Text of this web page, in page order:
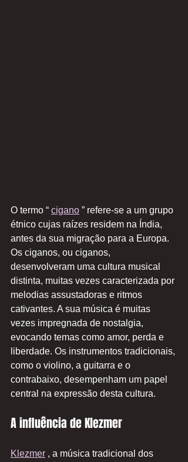
O termo “ cigano ” refere-se a um grupo
étnico cujas raízes residem na Índia,
antes da sua migração para a Europa.
Os ciganos, ou ciganos,
desenvolveram uma cultura musical
distinta, muitas vezes caracterizada por
melodias assustadoras e ritmos
cativantes. A sua música é muitas
vezes impregnada de nostalgia,
evocando temas como amor, perda e
liberdade. Os instrumentos tradicionais,
como o violino, a guitarra e o
contrabaixo, desempenham um papel
central na expressão desta cultura.
A influência de Klezmer
Klezmer , a música tradicional dos